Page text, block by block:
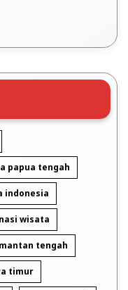
papua tengah
indonesia
wisata
tengah
timur